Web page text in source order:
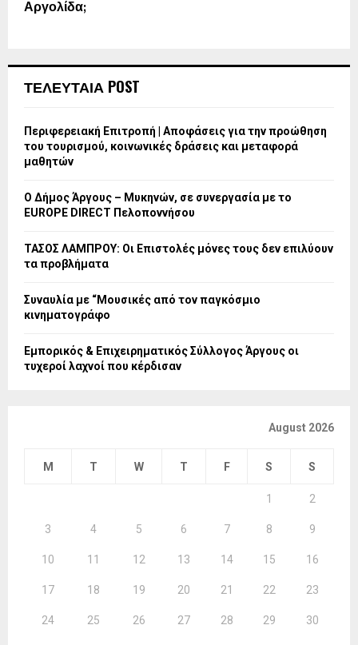
Αργολίδα;
ΤΕΛΕΥΤΑΙΑ POST
Περιφερειακή Επιτροπή | Αποφάσεις για την προώθηση
του τουρισμού, κοινωνικές δράσεις και μεταφορά
μαθητών
Ο Δήμος Άργους – Μυκηνών, σε συνεργασία με το
EUROPE DIRECT Πελοποννήσου
ΤΑΣΟΣ ΛΑΜΠΡΟΥ: Οι Επιστολές μόνες τους δεν επιλύουν
τα προβλήματα
Συναυλία με “Μουσικές από τον παγκόσμιο
κινηματογράφο
Εμπορικός & Επιχειρηματικός Σύλλογος Άργους οι
τυχεροί λαχνοί που κέρδισαν
August 2026
M T W T F S S
1 2
3 4 5 6 7 8 9
10 11 12 13 14 15 16
17 18 19 20 21 22 23
24 25 26 27 28 29 30